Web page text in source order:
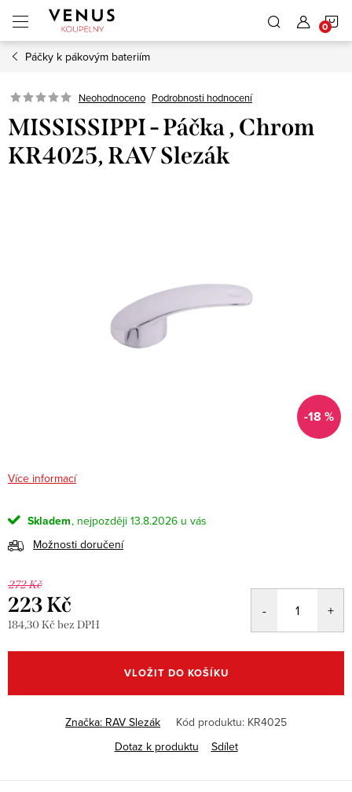
obsah
Páčky k pákovým bateriím
Neohodnoceno Podrobnosti hodnocení
MISSISSIPPI - Páčka , Chrom
KR4025, RAV Slezák
-18 %
Více informací
Skladem
13.8.2026
Možnosti doručení
272 Kč
223 Kč
184,30 Kč bez DPH
cena:
VLOŽIT DO KOŠÍKU
Značka: RAV Slezák Kód produktu: KR4025
Dotaz k produktu
Sdílet